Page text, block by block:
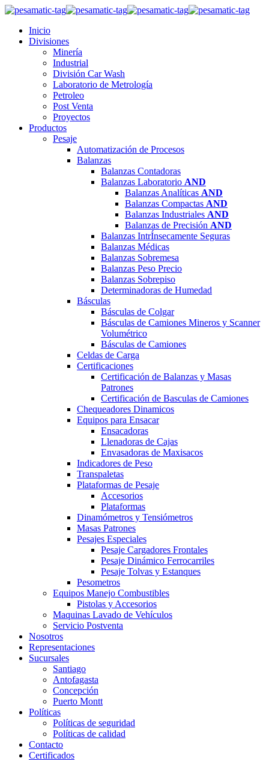
Inicio
Divisiones
Minería
Industrial
División Car Wash
Laboratorio de Metrología
Petroleo
Post Venta
Proyectos
Productos
Pesaje
Automatización de Procesos
Balanzas
Balanzas Contadoras
Balanzas Laboratorio AND
Balanzas Analíticas AND
Balanzas Compactas AND
Balanzas Industriales AND
Balanzas de Precisión AND
Balanzas IntrÍnsecamente Seguras
Balanzas Médicas
Balanzas Sobremesa
Balanzas Peso Precio
Balanzas Sobrepiso
Determinadoras de Humedad
Básculas
Básculas de Colgar
Básculas de Camiones Mineros y Scanner
Volumétrico
Básculas de Camiones
Celdas de Carga
Certificaciones
Certificación de Balanzas y Masas
Patrones
Certificación de Basculas de Camiones
Chequeadores Dinamicos
Equipos para Ensacar
Ensacadoras
Llenadoras de Cajas
Envasadoras de Maxisacos
Indicadores de Peso
Transpaletas
Plataformas de Pesaje
Accesorios
Plataformas
Dinamómetros y Tensiómetros
Masas Patrones
Pesajes Especiales
Pesaje Cargadores Frontales
Pesaje Dinámico Ferrocarriles
Pesaje Tolvas y Estanques
Pesometros
Equipos Manejo Combustibles
Pistolas y Accesorios
Maquinas Lavado de Vehículos
Servicio Postventa
Nosotros
Representaciones
Sucursales
Santiago
Antofagasta
Concepción
Puerto Montt
Políticas
Políticas de seguridad
Políticas de calidad
Contacto
Certificados